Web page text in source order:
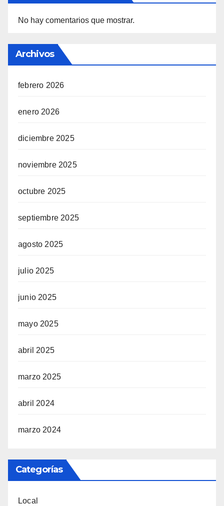
No hay comentarios que mostrar.
Archivos
febrero 2026
enero 2026
diciembre 2025
noviembre 2025
octubre 2025
septiembre 2025
agosto 2025
julio 2025
junio 2025
mayo 2025
abril 2025
marzo 2025
abril 2024
marzo 2024
Categorías
Local